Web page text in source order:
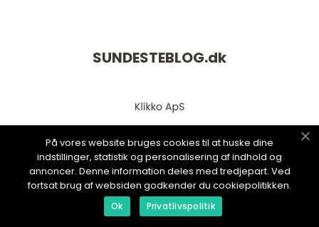
SUNDESTEBLOG.dk
web:www.klikko.dk
På vores website bruges cookies til at huske dine
indstillinger, statistik og personalisering af indhold og
annoncer. Denne information deles med tredjepart. Ved
fortsat brug af websiden godkender du cookiepolitikken.
Ok Privatlivspolitik